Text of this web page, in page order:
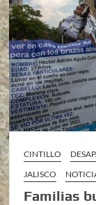
CINTILLO
JALISCO
Familias